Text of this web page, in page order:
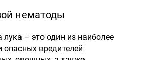
нематоды
лука – это один из наиболее
опасных вредителей